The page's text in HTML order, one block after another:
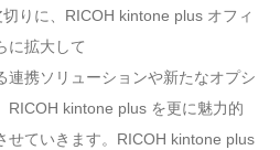
りに、RICOH kintone plus オフィ
に拡大して
連携ソリューションや新たなオプシ
RICOH kintone plus を更に魅力的
せていきます。RICOH kintone plus